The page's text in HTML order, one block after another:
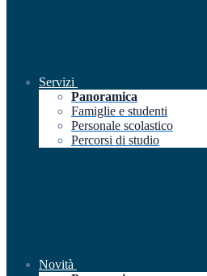
Servizi
Panoramica
Famiglie e studenti
Personale scolastico
Percorsi di studio
Novità